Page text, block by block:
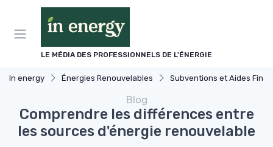
LE MÉDIA DES PROFESSIONNELS DE L'ÉNERGIE
In energy Énergies Renouvelables Subventions et Aides Financières
Blog
Comprendre les différences entre
les sources d'énergie renouvelable
Panneau de gestion des cookies